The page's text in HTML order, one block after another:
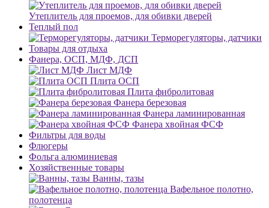
Утеплитель для проемов, для обивки дверей
Теплый пол
Терморегуляторы, датчики
Товары для отдыха
Фанера, ОСП, МДФ, ДСП
Лист МДФ
Плита ОСП
Плита фибролитовая
Фанера березовая
Фанера ламинированная
Фанера хвойная ФСФ
Фильтры для воды
Флюгеры
Фольга алюминиевая
Хозяйственные товары
Ванны, тазы
Вафельное полотно,
полотенца